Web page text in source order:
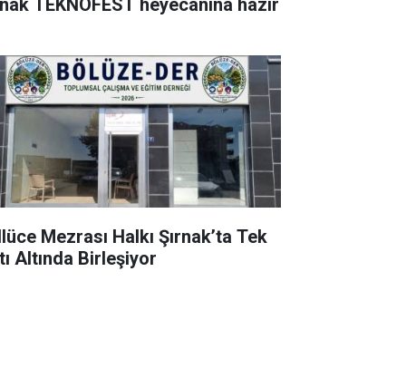
TEKNOFEST heyecanına hazır
Mezrası Halkı Şırnak’ta Tek
Altında Birleşiyor